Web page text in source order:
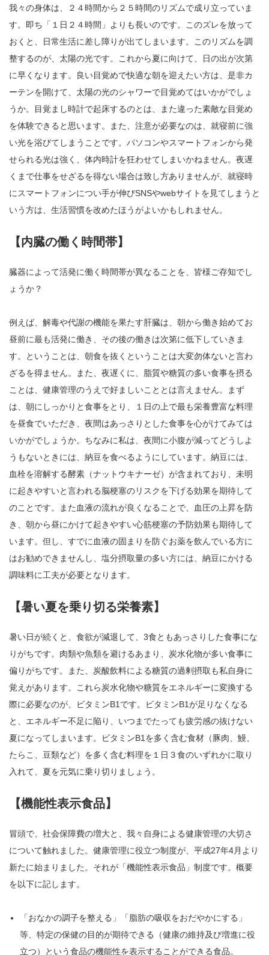
我々の身体は、２４時間から２５時間のリズムで成り立っていま
す。即ち「１日２４時間」よりも長いのです。このズレを放って
おくと、日常生活に差し障りが出てしまいます。このリズムを調
整するのが、太陽の光です。これから夏に向けて、日の出が次第
に早くなります。良い目覚めで快適な朝を迎えたい方は、是非カ
ーテンを開けて、太陽の光のシャワーで目覚めてはいかがでしょ
うか。目覚まし時計で起床するのとは、また違った素敵な目覚め
を体験できると思います。また、注意が必要なのは、就寝前に強
い光を浴びてしまうことです。パソコンやスマートフォンから発
せられる光は強く、体内時計を狂わせてしまいかねません。夜遅
くまで仕事をせざるを得ない場合は致し方ありませんが、就寝時
にスマートフォンについ手が伸びSNSやwebサイトを見てしまうと
いう方は、生活習慣を改めたほうがよいかもしれません。
【内臓の働く時間帯】
臓器によって活発に働く時間帯が異なることを、皆様ご存知でし
ょうか？
例えば、解毒や代謝の機能を果たす肝臓は、朝から働き始めてお
昼前に最も活発に働き、その後の働きは次第に低下していきま
す。ということは、朝食を抜くということは大変勿体ないと言わ
ざるを得ません。また、夜遅くに、脂質や糖質の多い食事を摂る
ことは、健康管理のうえで好ましいこととは言えません。まず
は、朝にしっかりと食事をとり、１日の上で最も栄養豊富な料理
を昼食でいただき、夜間はあっさりとした食事を心がけてみては
いかがでしょうか。ちなみに私は、夜間に小腹が減ってどうしよ
うもないときには、納豆を食べるようにしています。納豆には、
血栓を溶解する酵素（ナットウキナーゼ）が含まれており、未明
に起きやすいと言われる脳梗塞のリスクを下げる効果を期待して
のことです。また血液の流れが良くなることで、血圧の上昇を防
き、朝から昼にかけて起きやすい心筋梗塞の予防効果も期待して
います。但し、すでに血液の固まりを防ぐお薬を飲んでいる方に
はお勧めできませんし、塩分摂取量の多い方には、納豆にかける
調味料に工夫が必要となります。
【暑い夏を乗り切る栄養素】
暑い日が続くと、食欲が減退して、3食ともあっさりした食事にな
りがちです。肉類や魚類を避けるあまり、炭水化物が多い食事に
偏りがちです。また、炭酸飲料による糖質の過剰摂取も私自身に
覚えがあります。これら炭水化物や糖質をエネルギーに変換する
際に必要なのが、ビタミンB1です。ビタミンB1が足りなくなる
と、エネルギー不足に陥り、いつまでたっても疲労感の抜けない
夏になってしまいます。ビタミンB1を多く含む食材（豚肉、鰻、
たらこ、豆類など）を多く含む料理を１日３食のいずれかに取り
入れて、夏を元気に乗り切りましょう。
【機能性表示食品】
冒頭で、社会保障費の増大と、我々自身による健康管理の大切さ
について触れました。健康管理に役立つ制度が、平成27年4月より
新たに始まりました。それが「機能性表示食品」制度です。概要
を以下に記します。
「おなかの調子を整える」「脂肪の吸収をおだやかにする」
等、特定の保健の目的が期待できる（健康の維持及び増進に役
立つ）という食品の機能性を表示することができる食品。